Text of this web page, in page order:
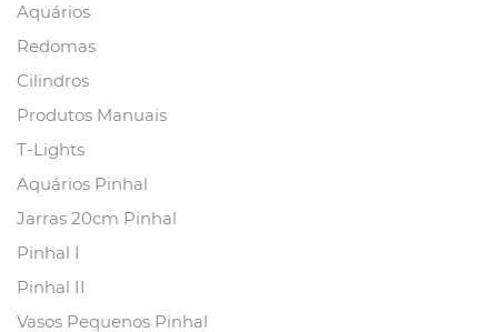
Aquários
Redomas
Cilindros
Produtos Manuais
T-Lights
Aquários Pinhal
Jarras 20cm Pinhal
Pinhal I
Pinhal II
Vasos Pequenos Pinhal